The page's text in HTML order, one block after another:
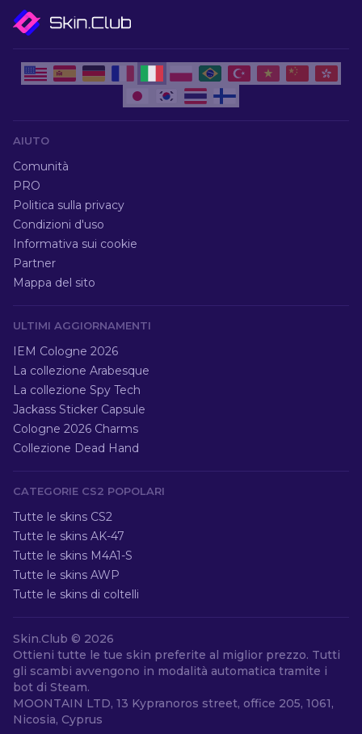
AIUTO
Comunità
PRO
Politica sulla privacy
Condizioni d'uso
Informativa sui cookie
Partner
Mappa del sito
ULTIMI AGGIORNAMENTI
IEM Cologne 2026
La collezione Arabesque
La collezione Spy Tech
Jackass Sticker Capsule
Cologne 2026 Charms
Collezione Dead Hand
CATEGORIE CS2 POPOLARI
Tutte le skins CS2
Tutte le skins AK-47
Tutte le skins M4A1-S
Tutte le skins AWP
Tutte le skins di coltelli
Skin.Club © 2026
Ottieni tutte le tue skin preferite al miglior prezzo. Tutti
gli scambi avvengono in modalità automatica tramite i
bot di Steam.
MOONTAIN LTD, 13 Kypranoros street, office 205, 1061,
Nicosia, Cyprus